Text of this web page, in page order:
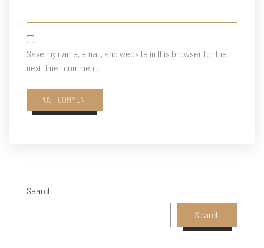
Save my name, email, and website in this browser for the
next time I comment.
Search
Search